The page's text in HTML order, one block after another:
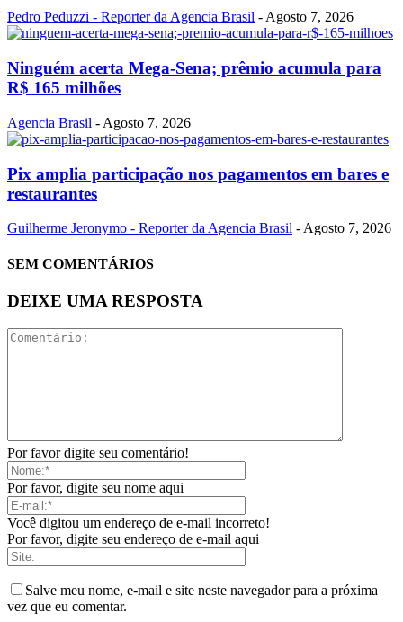
Pedro Peduzzi - Reporter da Agencia Brasil -Agosto 7, 2026
Ninguém acerta Mega-Sena; prêmio acumula para
R$ 165 milhões
Agencia Brasil - Agosto 7, 2026
Pix amplia participação nos pagamentos em bares e
restaurantes
Guilherme Jeronymo - Reporter da Agencia Brasil - Agosto 7, 2026
SEM COMENTÁRIOS
DEIXE UMA RESPOSTA
Por favor digite seu comentário!
Por favor, digite seu nome aqui
Você digitou um endereço de e-mail incorreto!
Por favor, digite seu endereço de e-mail aqui
Salve meu nome, e-mail e site neste navegador para a próxima
vez que eu comentar.